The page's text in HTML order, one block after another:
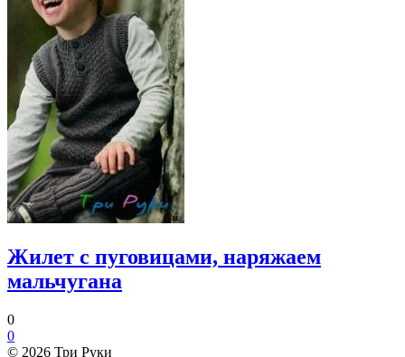
Жилет с пуговицами, наряжаем
мальчугана
0
0
© 2026 Три Руки